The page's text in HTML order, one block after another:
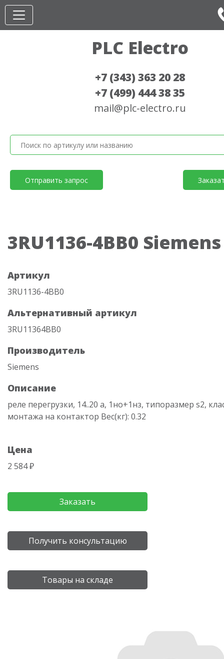
PLC Electro
+7 (343) 363 20 28
+7 (499) 444 38 35
mail@plc-electro.ru
Отправить запрос
3RU1136-4BB0 Siemens
Артикул
3RU1136-4BB0
Альтернативный артикул
3RU11364BB0
Производитель
Siemens
Описание
реле перегрузки, 14..20 a, 1нo+1нз, типоразмер s2,
монтажа на контактор Вес(кг): 0.32
Цена
2 584 ₽
Заказать
Получить консультацию
Товары на складе